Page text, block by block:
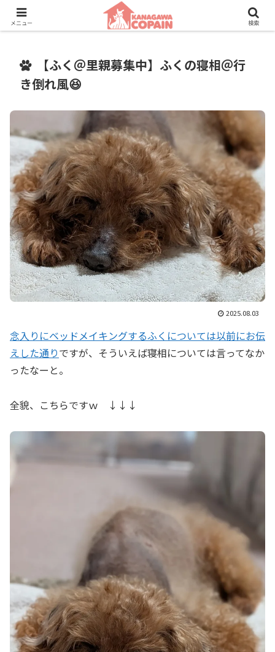
保護動物たちに、新しい家族との素敵な出会いを。
【ふく＠里親募集中】ふくの寝相＠行
き倒れ風😆
2025.08.03
念入りにベッドメイキングするふくについては以前にお伝
えした通りですが、そういえば寝相については言ってなか
ったなーと。
全貌、こちらですｗ ↓↓↓
メニュー 検索